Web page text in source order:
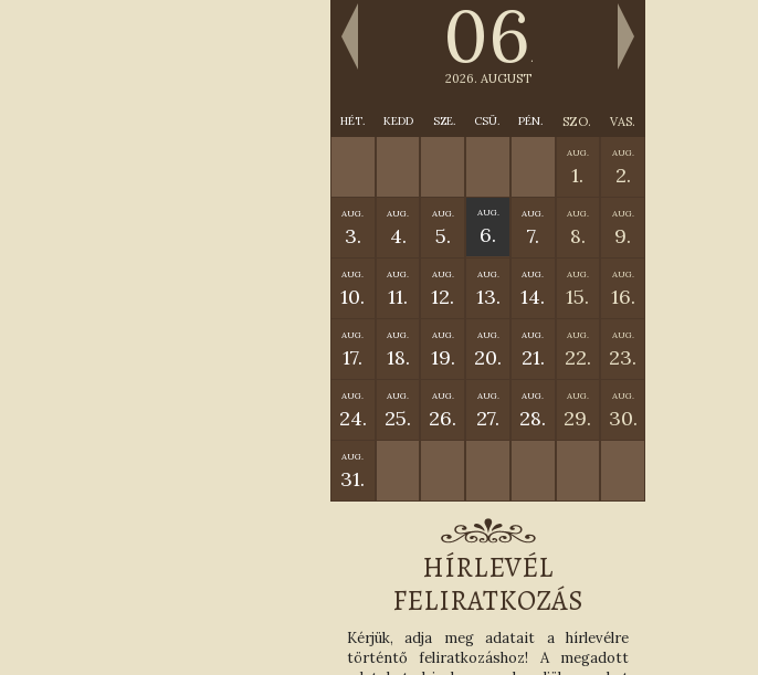
06 .
2026. AUGUST
HÉT. KEDD SZE. CSÜ. PÉN. SZO. VAS.
AUG.
1.
AUG.
2.
AUG.
3.
AUG.
4.
AUG.
5.
AUG.
6.
AUG.
7.
AUG.
8.
AUG.
9.
AUG.
10.
AUG.
11.
AUG.
12.
AUG.
13.
AUG.
14.
AUG.
15.
AUG.
16.
AUG.
17.
AUG.
18.
AUG.
19.
AUG.
20.
AUG.
21.
AUG.
22.
AUG.
23.
AUG.
24.
AUG.
25.
AUG.
26.
AUG.
27.
AUG.
28.
AUG.
29.
AUG.
30.
AUG.
31.
HÍRLEVÉL
FELIRATKOZÁS
Kérjük, adja meg adatait a hírlevélre
történtő feliratkozáshoz! A megadott